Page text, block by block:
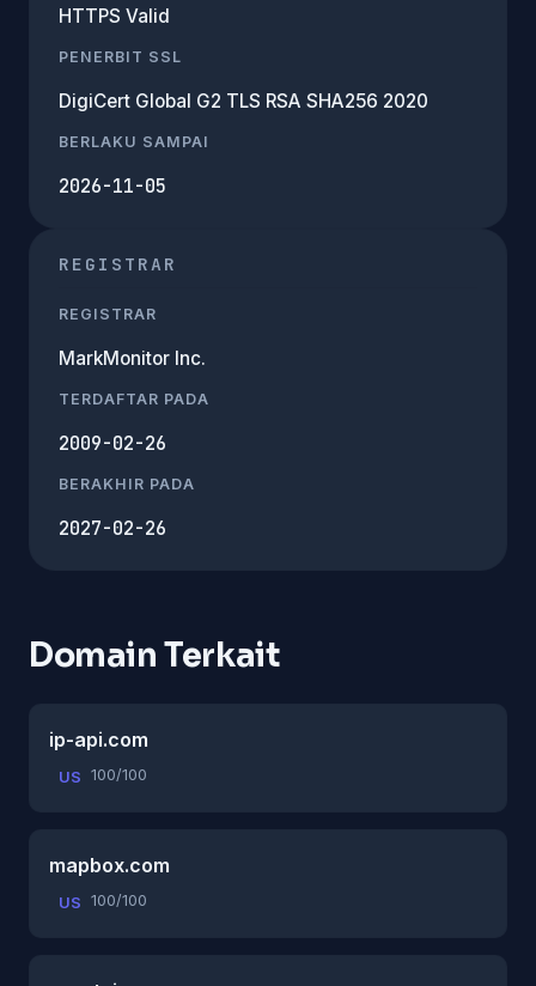
HTTPS Valid
PENERBIT SSL
DigiCert Global G2 TLS RSA SHA256 2020
BERLAKU SAMPAI
2026-11-05
REGISTRAR
REGISTRAR
MarkMonitor Inc.
TERDAFTAR PADA
2009-02-26
BERAKHIR PADA
2027-02-26
Domain Terkait
ip-api.com
US 100/100
mapbox.com
US 100/100